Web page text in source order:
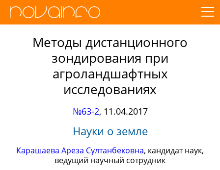
Методы дистанционного
зондирования при
агроландшафтных
исследованиях
№63-2, 11.04.2017
Науки о земле
Карашаева Ареза Султанбековна, кандидат наук,
ведущий научный сотрудник